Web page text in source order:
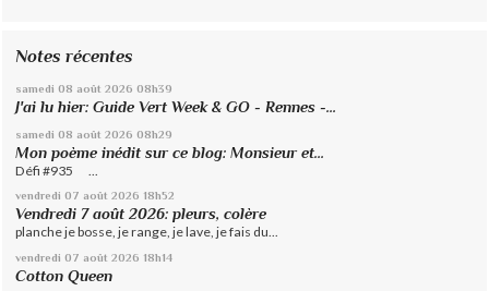
Notes récentes
samedi 08 août 2026 08h39
J'ai lu hier: Guide Vert Week & GO - Rennes -...
samedi 08 août 2026 08h29
Mon poème inédit sur ce blog: Monsieur et...
Défi #935 ...
vendredi 07 août 2026 18h52
Vendredi 7 août 2026: pleurs, colère
planche je bosse, je range, je lave, je fais du...
vendredi 07 août 2026 18h14
Cotton Queen